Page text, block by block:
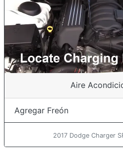
Aire
Agregar Freón
2017 Dodge Charger